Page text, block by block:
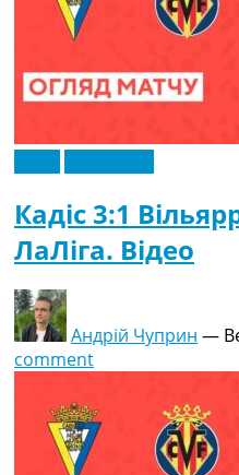
Кадіс 3:1
ЛаЛіга. Відео
Андрій Чуприн —
comment